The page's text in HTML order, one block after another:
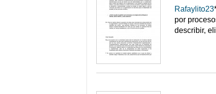
Rafaylito23
por
describir,